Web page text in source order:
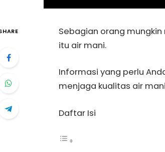
Sebagian orang
itu air mani.
Informasi yang perlu
menjaga kualitas air
Daftar Isi